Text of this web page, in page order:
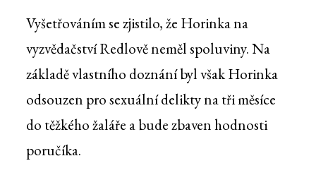
Vyšetřováním se zjistilo, že Horinka na
vyzvědačství Redlově neměl spoluviny. Na
základě vlastního doznání byl však Horinka
odsouzen pro sexuální delikty na tři měsíce
do těžkého žaláře a bude zbaven hodnosti
poručíka.